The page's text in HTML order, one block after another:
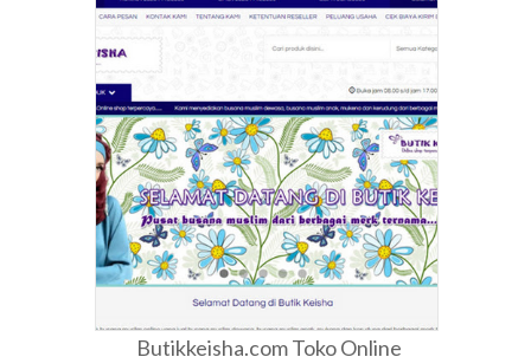
Butikkeisha.com Toko Online